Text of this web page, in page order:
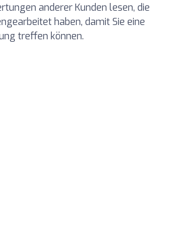
anderer Kunden lesen, die
haben, damit Sie eine
treffen können.